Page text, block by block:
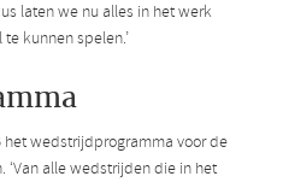
laten we nu alles in het werk
kunnen spelen.’
het wedstrijdprogramma voor de
alle wedstrijden die in het